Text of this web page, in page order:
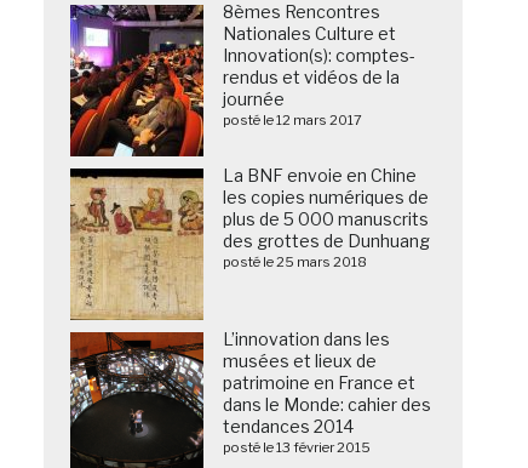
8èmes Rencontres
Nationales Culture et
Innovation(s): comptes-
rendus et vidéos de la
journée
posté le 12 mars 2017
La BNF envoie en Chine
les copies numériques de
plus de 5 000 manuscrits
des grottes de Dunhuang
posté le 25 mars 2018
L’innovation dans les
musées et lieux de
patrimoine en France et
dans le Monde: cahier des
tendances 2014
posté le 13 février 2015